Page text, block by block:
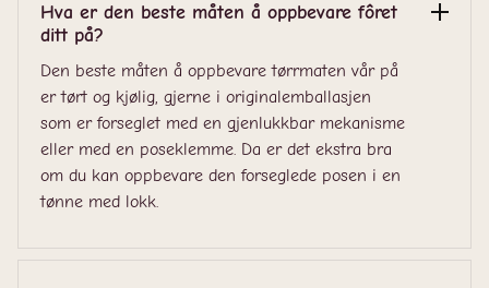
Hva er den beste måten å oppbevare fôret
ditt på?
Den beste måten å oppbevare tørrmaten vår på
er tørt og kjølig, gjerne i originalemballasjen
som er forseglet med en gjenlukkbar mekanisme
eller med en poseklemme. Da er det ekstra bra
om du kan oppbevare den forseglede posen i en
tønne med lokk.